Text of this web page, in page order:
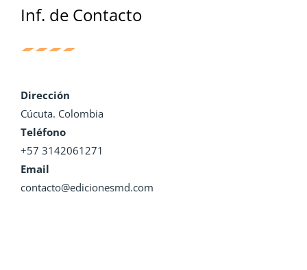
Inf. de Contacto
Dirección
Cúcuta. Colombia
Teléfono
+57 3142061271
Email
contacto@edicionesmd.com